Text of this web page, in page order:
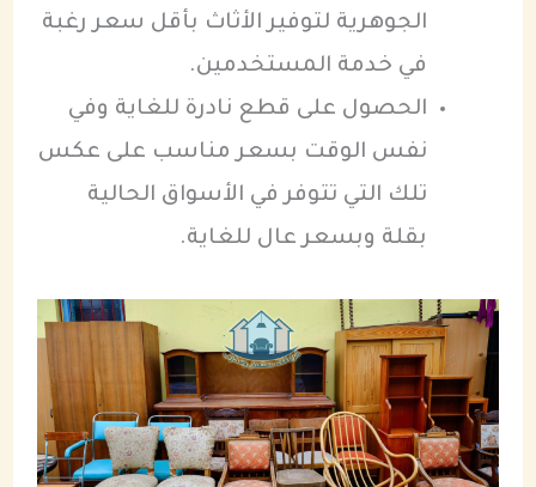
الجوهرية لتوفير الأثاث بأقل سعر رغبة
في خدمة المستخدمين.
الحصول على قطع نادرة للغاية وفي
نفس الوقت بسعر مناسب على عكس
تلك التي تتوفر في الأسواق الحالية
بقلة وبسعر عال للغاية.